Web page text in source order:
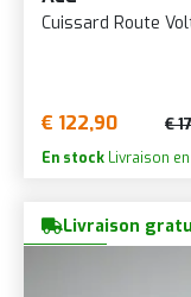
Cuissard Route
€ 122,90 €
En stock Livraison
Livraison